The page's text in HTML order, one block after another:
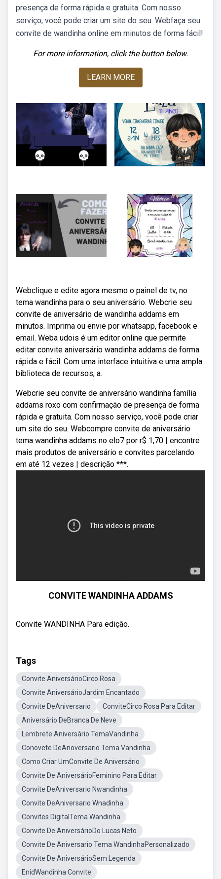
presença de forma rápida e gratuita. Com nosso
serviço, você pode criar um site do seu. Webfaça seu
convite de wandinha online em minutos de forma fácil!
For more information, click the button below.
LEARN MORE
Webclique e edite agora mesmo o painel de tv, no
tema wandinha para o seu aniversário. Webcrie seu
convite de aniversário de wandinha addams em
minutos. Imprima ou envie por whatsapp, facebook e
email. Weba udois é um editor online que permite
editar convite aniversário wandinha addams de forma
rápida e fácil. Com uma interface intuitiva e uma ampla
biblioteca de recursos, a.
Webcrie seu convite de aniversário wandinha família
addams roxo com confirmação de presença de forma
rápida e gratuita. Com nosso serviço, você pode criar
um site do seu. Webcompre convite de aniversário
tema wandinha addams no elo7 por r$ 1,70 | encontre
mais produtos de aniversário e convites parcelando
em até 12 vezes | descrição ***.
CONVITE WANDINHA ADDAMS
Convite WANDINHA Para edição.
Tags
Convite AniversárioCirco Rosa
Convite AniversárioJardim Encantado
Convite DeAniversario
ConviteCirco Rosa Para Editar
Aniversário DeBranca De Neve
Lembrete Aniversário TemaVandinha
Conovete DeAnoversario Tema Vandinha
Como Criar UmConvite De Aniversário
Convite De AniversárioFeminino Para Editar
Convite DeAniversario Nwandinha
Convite DeAniversario Wnadinha
Convites DigitalTema Wandinha
Convite De AniversárioDo Lucas Neto
Convite De Aniversario Tema WandinhaPersonalizado
Convite De AniversárioSem Legenda
EnidWandinha Convite